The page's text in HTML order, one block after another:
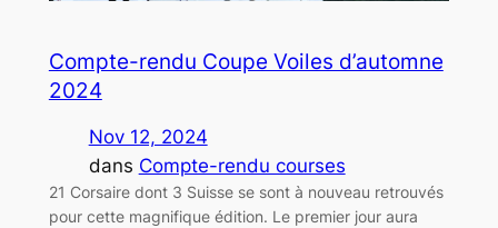
Compte-rendu Coupe Voiles d’automne
2024
Nov 12, 2024
dans Compte-rendu courses
21 Corsaire dont 3 Suisse se sont à nouveau retrouvés
pour cette magnifique édition. Le premier jour aura